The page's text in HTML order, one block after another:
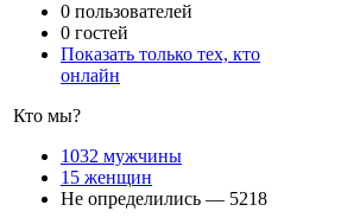
0 пользователей
0 гостей
Показать только тех, кто
онлайн
Кто мы?
1032 мужчины
15 женщин
Не определились — 5218